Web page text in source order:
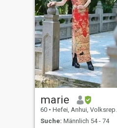
marie
60 • Hefei, Anhui, Volksrep. China
Suche: Männlich 54 - 74